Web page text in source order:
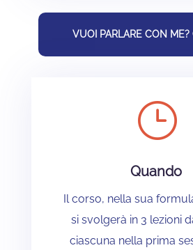
VUOI PARLARE CON ME?
}
Quando
Il corso, nella sua
si svolgerà in 3 lezioni
ciascuna nella prima